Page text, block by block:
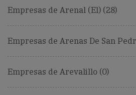
Empresas de Arenal (El) (28)
Empresas de Arenas De San
Empresas de Arevalillo (0)